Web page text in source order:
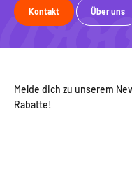
Kontakt Über uns
Melde dich zu unserem
Rabatte!